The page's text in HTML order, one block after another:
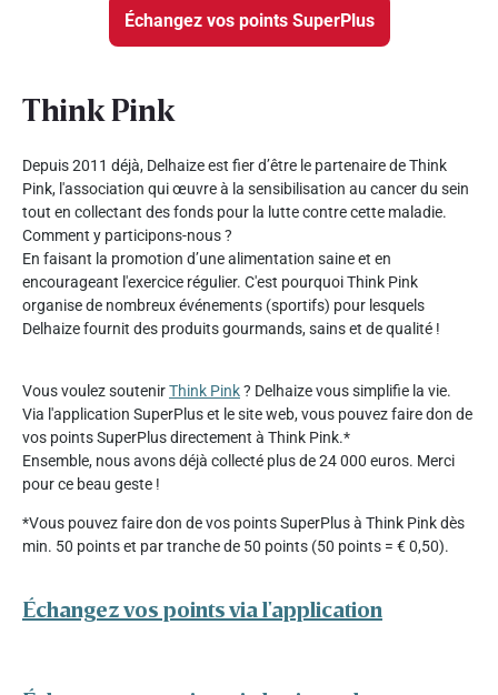
Échangez vos points SuperPlus
Think Pink
Depuis 2011 déjà, Delhaize est fier d’être le partenaire de Think
Pink, l'association qui œuvre à la sensibilisation au cancer du sein
tout en collectant des fonds pour la lutte contre cette maladie.
Comment y participons-nous ?
En faisant la promotion d’une alimentation saine et en
encourageant l'exercice régulier. C'est pourquoi Think Pink
organise de nombreux événements (sportifs) pour lesquels
Delhaize fournit des produits gourmands, sains et de qualité !
Vous voulez soutenirThink Pink? Delhaize vous simplifie la vie.
Via l'application SuperPlus et le site web, vous pouvez faire don de
vos points SuperPlus directement à Think Pink.*
Ensemble, nous avons déjà collecté plus de 24 000 euros. Merci
pour ce beau geste !
*Vous pouvez faire don de vos points SuperPlus à Think Pink dès
min. 50 points et par tranche de 50 points (50 points = € 0,50).
Échangez vos points via l'application